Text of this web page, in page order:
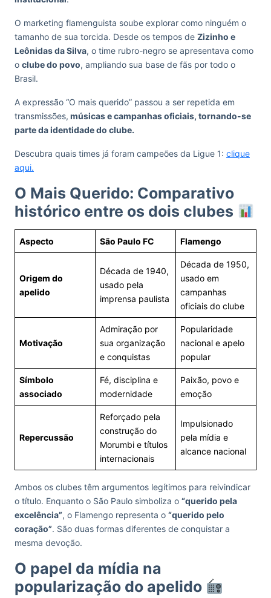
O marketing flamenguista soube explorar como ninguém o
tamanho de sua torcida. Desde os tempos de Zizinho e
Leônidas da Silva, o time rubro-negro se apresentava como
o clube do povo, ampliando sua base de fãs por todo o
Brasil.
A expressão “O mais querido” passou a ser repetida em
transmissões, músicas e campanhas oficiais, tornando-se
parte da identidade do clube.
Descubra quais times já foram campeões da Ligue 1: clique
aqui.
O Mais Querido: Comparativo
histórico entre os dois clubes
Aspecto São Paulo FC Flamengo
Origem do
apelido
Década de 1940,
usado pela
imprensa paulista
Década de 1950,
usado em
campanhas
oficiais do clube
Motivação
Admiração por
sua organização
e conquistas
Popularidade
nacional e apelo
popular
Símbolo
associado
Fé, disciplina e
modernidade
Paixão, povo e
emoção
Repercussão
Reforçado pela
construção do
Morumbi e títulos
internacionais
Impulsionado
pela mídia e
alcance nacional
Ambos os clubes têm argumentos legítimos para reivindicar
o título. Enquanto o São Paulo simboliza o “querido pela
excelência”, o Flamengo representa o “querido pelo
coração”. São duas formas diferentes de conquistar a
mesma devoção.
O papel da mídia na
popularização do apelido